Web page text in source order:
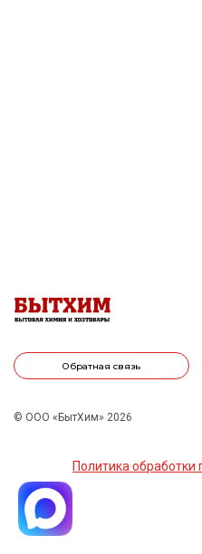
Обратная связь
© ООО «БытХим» 2026
Политика